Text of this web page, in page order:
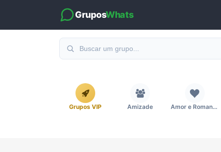
GruposWhats
Grupos VIP Amizade Amor e Romance